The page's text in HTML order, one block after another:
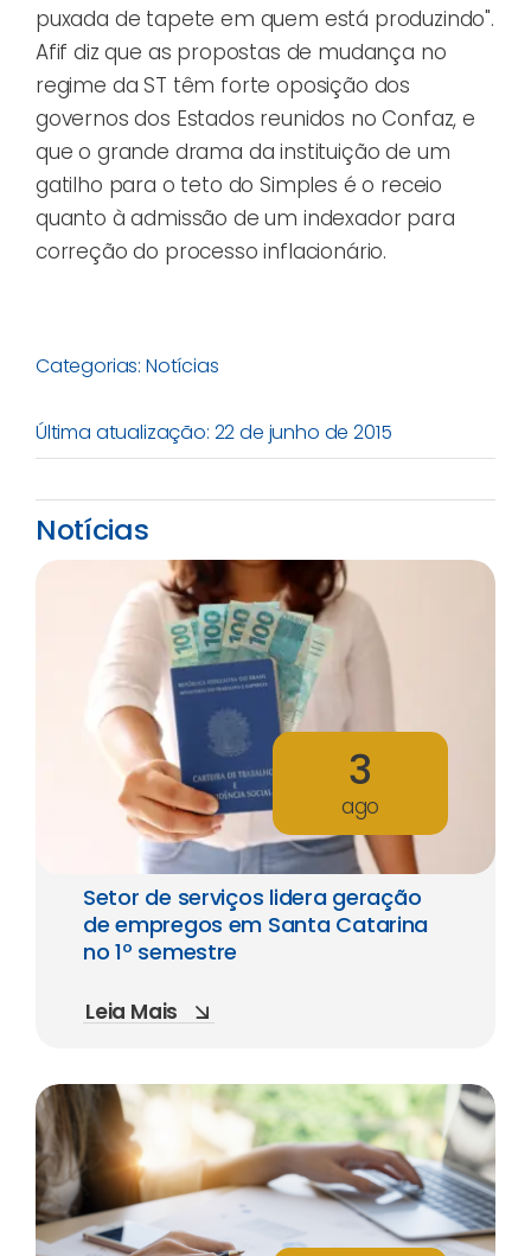
puxada de tapete em quem está produzindo".
Afif diz que as propostas de mudança no
regime da ST têm forte oposição dos
governos dos Estados reunidos no Confaz, e
que o grande drama da instituição de um
gatilho para o teto do Simples é o receio
quanto à admissão de um indexador para
correção do processo inflacionário.
Categorias: Notícias
Última atualização: 22 de junho de 2015
Notícias
3
ago
Setor de serviços lidera geração
de empregos em Santa Catarina
no 1º semestre
Leia Mais